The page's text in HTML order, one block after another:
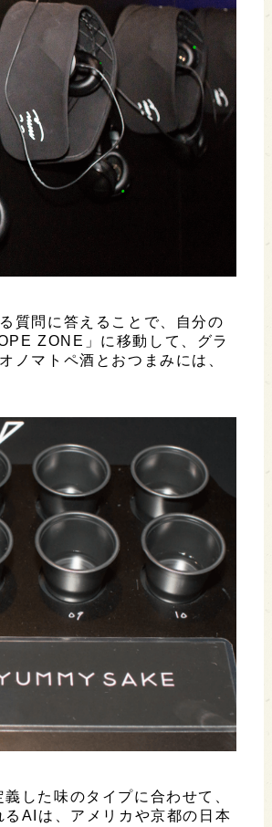
質問に答えることで、自分の
ZONE」に移動して、グラ
ノマトペ酒とおつまみには、
した味のタイプに合わせて、
AIは、アメリカや京都の日本